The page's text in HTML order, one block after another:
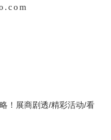
！展商剧透/精彩活动/看